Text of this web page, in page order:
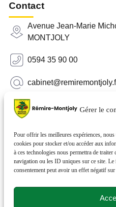
Gérer le
Pour offrir les meilleures expériences,
cookies pour stocker et/ou accéder aux
à ces technologies nous permettra de
navigation ou les ID uniques sur ce site.
consentement peut avoir un effet négatif
Contact
Avenue Jean-Marie
MONTJOLY
0594 35 90 00
Newsletter
nouvelles de votre commune.